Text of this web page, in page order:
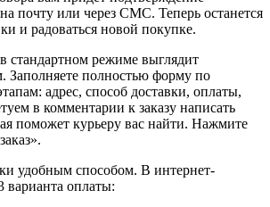
почту или через СМС. Теперь останется
и радоваться новой покупке.
стандартном режиме выглядит
Заполняете полностью форму по
адрес, способ доставки, оплаты,
в комментарии к заказу написать
поможет курьеру вас найти. Нажмите
удобным способом. В интернет-
варианта оплаты: